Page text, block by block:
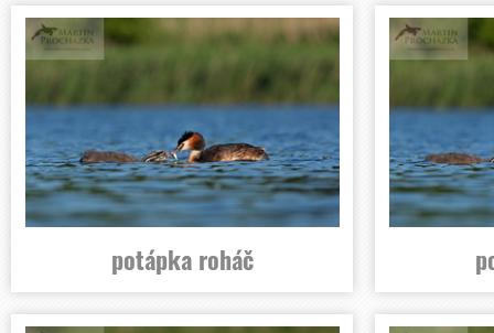
potápka roháč